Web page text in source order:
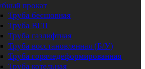
прокат
Труба бесшовная
Труба ВГП
Труба газлифтная
Труба восстановленная (Б/У)
Труба горячедеформированная
Труба котельная